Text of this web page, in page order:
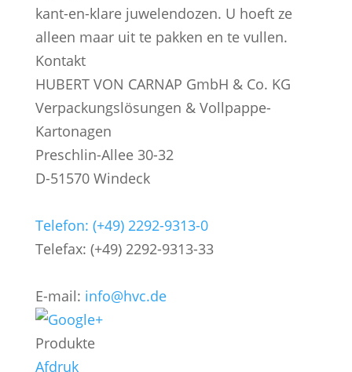
kant-en-klare juwelendozen. U hoeft ze
alleen maar uit te pakken en te vullen.
Kontakt
HUBERT VON CARNAP GmbH & Co. KG
Verpackungslösungen & Vollpappe-
Kartonagen
Preschlin-Allee 30-32
D-51570 Windeck
Telefon: (+49) 2292-9313-0
Telefax: (+49) 2292-9313-33
E-mail: info@hvc.de
Produkte
Afdruk